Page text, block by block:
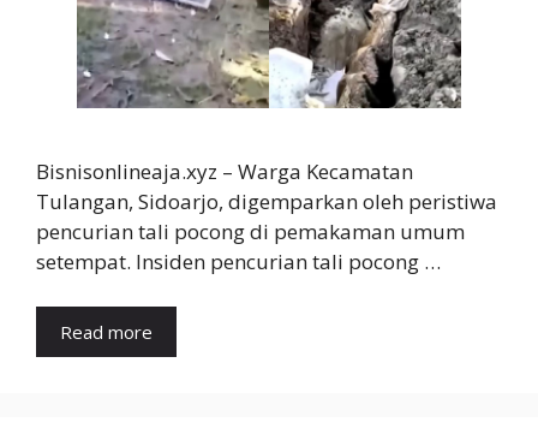
Bisnisonlineaja.xyz – Warga Kecamatan
Tulangan, Sidoarjo, digemparkan oleh peristiwa
pencurian tali pocong di pemakaman umum
setempat. Insiden pencurian tali pocong …
Read more